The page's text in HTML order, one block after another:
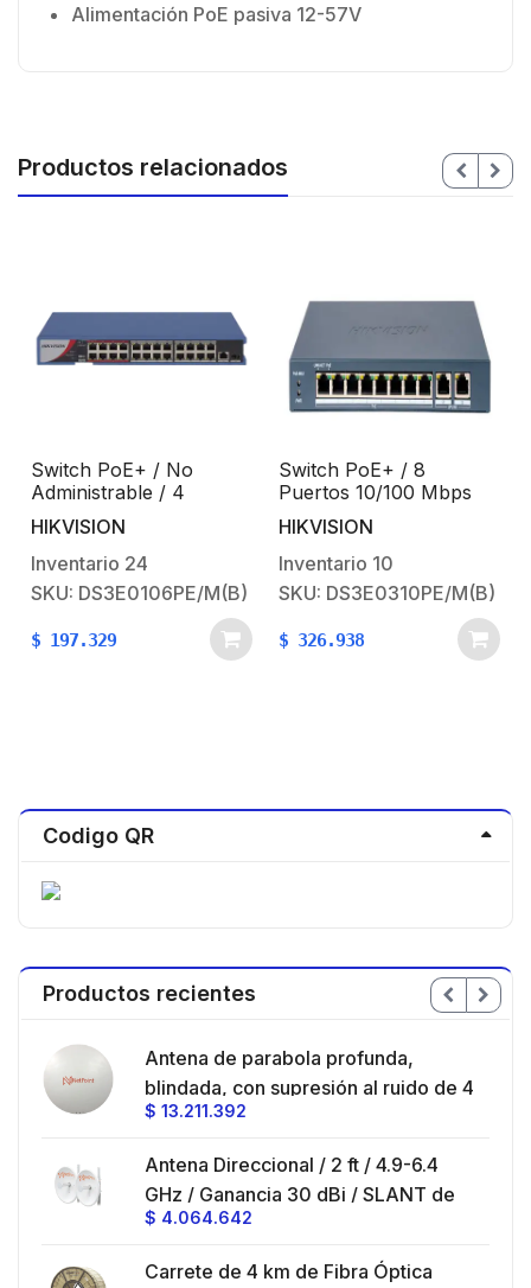
Alimentación PoE pasiva 12-57V
Productos relacionados
Switch PoE+ / No
Administrable / 4
Puertos 10/100 Mbps
PoE+ (hasta 300 m) + 2
Puertos 10/100 Mbps
Uplink / 35 W
HIKVISION
Inventario 24
SKU: DS3E0106PE/M(B)
$ 197.329
Switch PoE+ / 8
Puertos 10/100 Mbps
802.3af/at (30W) +2
Puerto 10/100/1000
Mbps
HIKVISION
Inventario 10
SKU: DS3E0310PE/M(B)
$ 326.938
Codigo QR
Productos recientes
Antena de parabola profunda,
blindada, con supresión al ruido de 4
ft, 5.9-7.2 GHz, Ganancia 36 dBi con
hasta 80 km, Conectores N-hembra,
montaje con alineación milimétrica.
$ 13.211.392
Antena Direccional / 2 ft / 4.9-6.4
GHz / Ganancia 30 dBi / SLANT de
45 ° y 90 ° / Conector N-Hembra /
Montaje y jumpers incluidos.
$ 4.064.642
Carrete de 4 km de Fibra Óptica